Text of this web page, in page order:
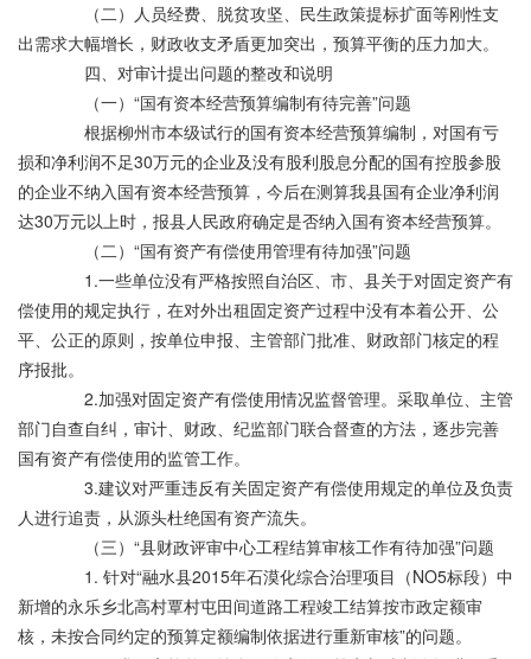
（二）人员经费、脱贫攻坚、民生政策提标扩面等刚性支
出需求大幅增长，财政收支矛盾更加突出，预算平衡的压力加大。
四、对审计提出问题的整改和说明
（一）“国有资本经营预算编制有待完善”问题
根据柳州市本级试行的国有资本经营预算编制，对国有亏
损和净利润不足30万元的企业及没有股利股息分配的国有控股参股
的企业不纳入国有资本经营预算，今后在测算我县国有企业净利润
达30万元以上时，报县人民政府确定是否纳入国有资本经营预算。
（二）“国有资产有偿使用管理有待加强”问题
1.一些单位没有严格按照自治区、市、县关于对固定资产有
偿使用的规定执行，在对外出租固定资产过程中没有本着公开、公
平、公正的原则，按单位申报、主管部门批准、财政部门核定的程
序报批。
2.加强对固定资产有偿使用情况监督管理。采取单位、主管
部门自查自纠，审计、财政、纪监部门联合督查的方法，逐步完善
国有资产有偿使用的监管工作。
3.建议对严重违反有关固定资产有偿使用规定的单位及负责
人进行追责，从源头杜绝国有资产流失。
（三）“县财政评审中心工程结算审核工作有待加强”问题
1. 针对“融水县2015年石漠化综合治理项目（NO5标段）中
新增的永乐乡北高村覃村屯田间道路工程竣工结算按市政定额审
核，未按合同约定的预算定额编制依据进行重新审核”的问题。